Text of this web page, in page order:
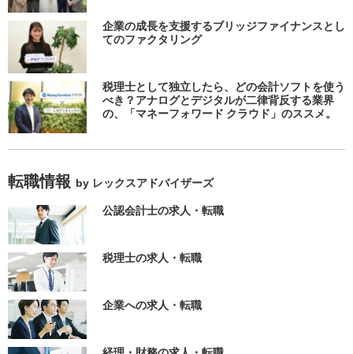
企業の成長を支援するブリッジファイナンスとし
てのファクタリング
税理士として独立したら、どの会計ソフトを使う
べき？アナログとデジタルが二律背反する業界
の、「マネーフォワード クラウド」のススメ。
転職情報 by レックスアドバイザーズ
公認会計士の求人・転職
税理士の求人・転職
企業への求人・転職